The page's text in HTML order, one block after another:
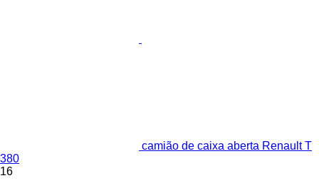
camião de caixa aberta Renault T
380
16